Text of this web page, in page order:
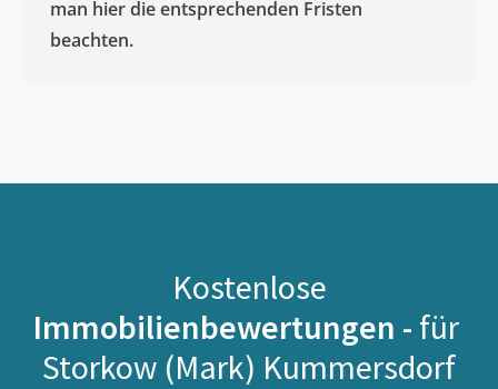
man hier die entsprechenden Fristen
beachten.
Kostenlose
Immobilienbewertungen - für
Storkow (Mark) Kummersdorf